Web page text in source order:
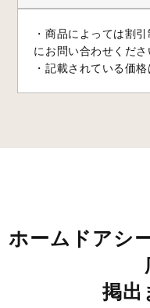
・商品によっては割
にお問い合わせくださ
・記載されている価
ホームドアシ
掲出